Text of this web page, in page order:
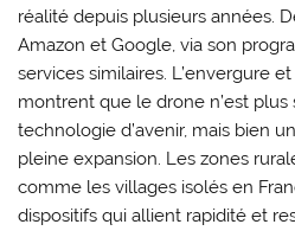
réalité depuis plusieurs années.
Amazon et Google, via son
services similaires. L’envergure
montrent que le drone n’est
technologie d’avenir, mais bien
pleine expansion. Les zones
comme les villages isolés en
dispositifs qui allient rapidité et